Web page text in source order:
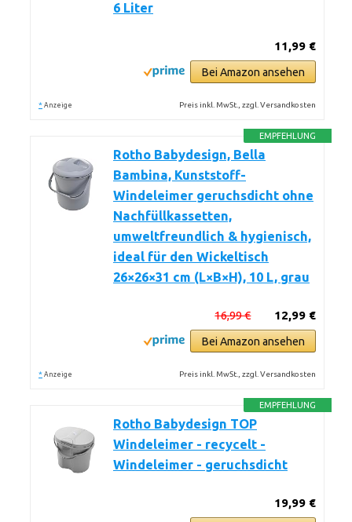
6 Liter
11,99 €
Bei Amazon ansehen
* Anzeige Preis inkl. MwSt., zzgl. Versandkosten
EMPFEHLUNG
Rotho Babydesign, Bella
Bambina, Kunststoff-
Windeleimer geruchsdicht ohne
Nachfüllkassetten,
umweltfreundlich & hygienisch,
ideal für den Wickeltisch
26×26×31 cm (L×B×H), 10 L, grau
12,99 €
16,99 €
Bei Amazon ansehen
* Anzeige Preis inkl. MwSt., zzgl. Versandkosten
EMPFEHLUNG
Rotho Babydesign TOP
Windeleimer - recycelt -
Windeleimer - geruchsdicht
19,99 €